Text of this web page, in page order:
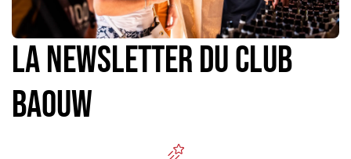
La newsletter du Club
Baouw